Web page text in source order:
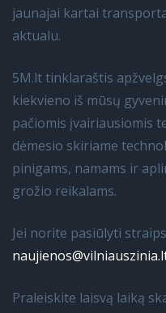
jaunajai kartai
aktualu.
5M.lt tinklaraštis
kiekvieno iš mūsų
pačiomis įvairiausiomis
dėmesio skiriame
pinigams, namams ir
grožio reikalams.
Jei norite pasiūlyti
Praleiskite laisvą laiką